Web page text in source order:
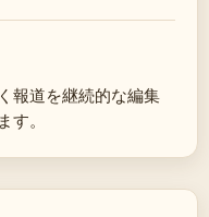
報道を継続的な編集
す。